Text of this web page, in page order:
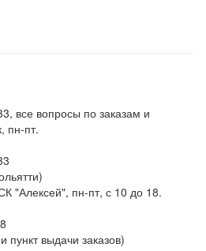
все вопросы по заказам и
пн-пт.
"Алексей", пн-пт, с 10 до 18.
выдачи заказов)